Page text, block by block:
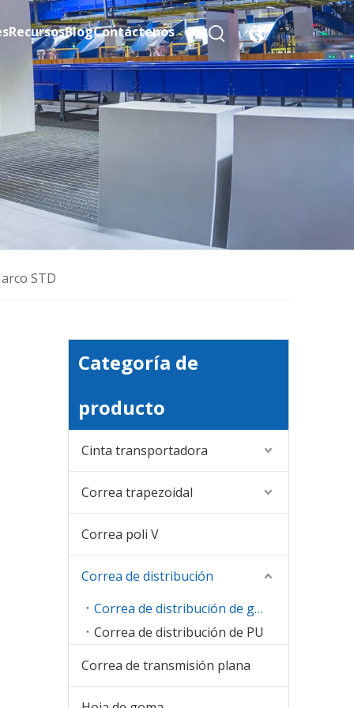
RecursosBlogContáctenos
STD
Categoría de
producto
Cinta transportadora
Correa trapezoidal
Correa poli V
Correa de distribución
Correa de distribución de goma
Correa de distribución de PU
Correa de transmisión plana